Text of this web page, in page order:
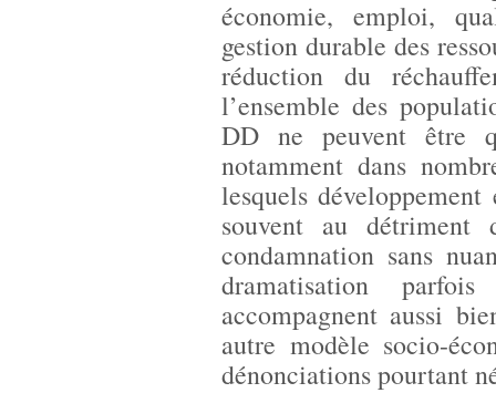
économie, emploi,
gestion durable des
réduction du
l’ensemble des
DD ne peuvent être
notamment dans
lesquels
souvent au détriment
condamnation sans
dramatisation
accompagnent aussi
autre modèle socio-
dénonciations pourtant